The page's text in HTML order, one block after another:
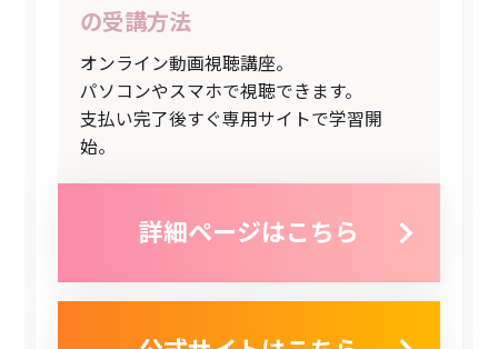
の受講方法
オンライン動画視聴講座。
パソコンやスマホで視聴できます。
支払い完了後すぐ専用サイトで学習開
始。
詳細ページはこちら